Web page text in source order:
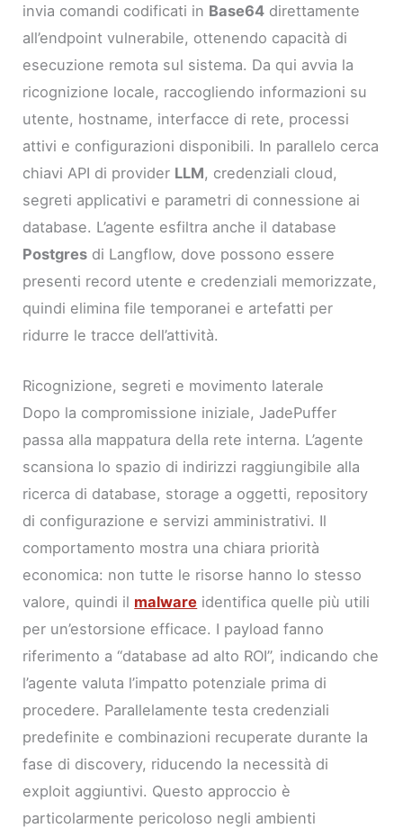
invia comandi codificati in Base64 direttamente
all’endpoint vulnerabile, ottenendo capacità di
esecuzione remota sul sistema. Da qui avvia la
ricognizione locale, raccogliendo informazioni su
utente, hostname, interfacce di rete, processi
attivi e configurazioni disponibili. In parallelo cerca
chiavi API di provider LLM, credenziali cloud,
segreti applicativi e parametri di connessione ai
database. L’agente esfiltra anche il database
Postgres di Langflow, dove possono essere
presenti record utente e credenziali memorizzate,
quindi elimina file temporanei e artefatti per
ridurre le tracce dell’attività.
Ricognizione, segreti e movimento laterale
Dopo la compromissione iniziale, JadePuffer
passa alla mappatura della rete interna. L’agente
scansiona lo spazio di indirizzi raggiungibile alla
ricerca di database, storage a oggetti, repository
di configurazione e servizi amministrativi. Il
comportamento mostra una chiara priorità
economica: non tutte le risorse hanno lo stesso
valore, quindi il malware identifica quelle più utili
per un’estorsione efficace. I payload fanno
riferimento a “database ad alto ROI”, indicando che
l’agente valuta l’impatto potenziale prima di
procedere. Parallelamente testa credenziali
predefinite e combinazioni recuperate durante la
fase di discovery, riducendo la necessità di
exploit aggiuntivi. Questo approccio è
particolarmente pericoloso negli ambienti